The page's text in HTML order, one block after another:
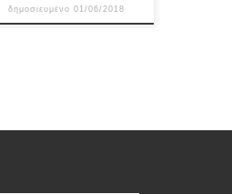
δημοσιευμένο 01/06/2018